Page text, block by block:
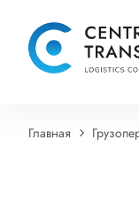
Главная